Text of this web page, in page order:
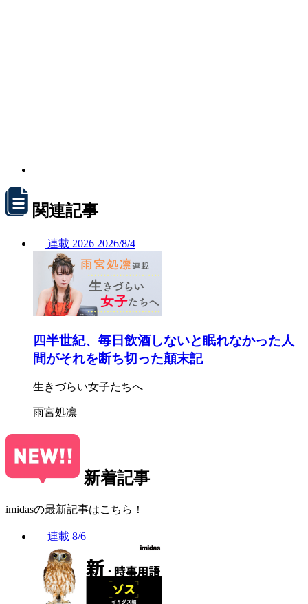
関連記事
連載 2026 2026/8/4
四半世紀、毎日飲酒しないと眠れなかった人
間がそれを断ち切った顛末記
生きづらい女子たちへ
雨宮処凛
新着記事
imidasの最新記事はこちら！
連載 8/6